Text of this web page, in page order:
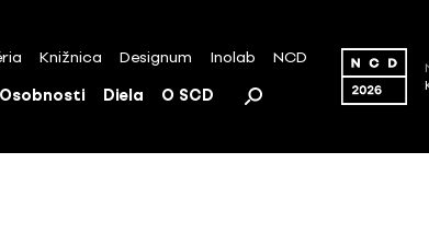
Knižnica Designum Inolab NCD
Osobnosti Diela O SCD